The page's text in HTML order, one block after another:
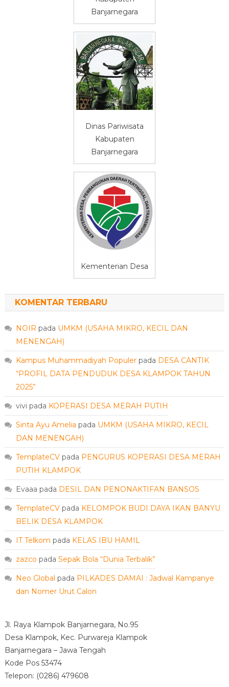
Banjarnegara
Dinas Pariwisata
Kabupaten
Banjarnegara
Kementerian Desa
KOMENTAR TERBARU
NOIR pada UMKM (USAHA MIKRO, KECIL DAN
MENENGAH)
Kampus Muhammadiyah Populerpada DESA CANTIK
“PROFIL DATA PENDUDUK DESA KLAMPOK TAHUN
2025”
vivi pada KOPERASI DESA MERAH PUTIH
Sinta Ayu Amelia pada UMKM (USAHA MIKRO, KECIL
DAN MENENGAH)
TemplateCVpada PENGURUS KOPERASI DESA MERAH
PUTIH KLAMPOK
Evaaa pada DESIL DAN PENONAKTIFAN BANSOS
TemplateCVpada KELOMPOK BUDI DAYA IKAN BANYU
BELIK DESA KLAMPOK
IT Telkom pada KELAS IBU HAMIL
zazco pada Sepak Bola “Dunia Terbalik”
Neo Global pada PILKADES DAMAI : Jadwal Kampanye
dan Nomer Urut Calon
Jl. Raya Klampok Banjarnegara, No.95
Desa Klampok, Kec. Purwareja Klampok
Banjarnegara – Jawa Tengah
Kode Pos 53474
Telepon: (0286) 479608